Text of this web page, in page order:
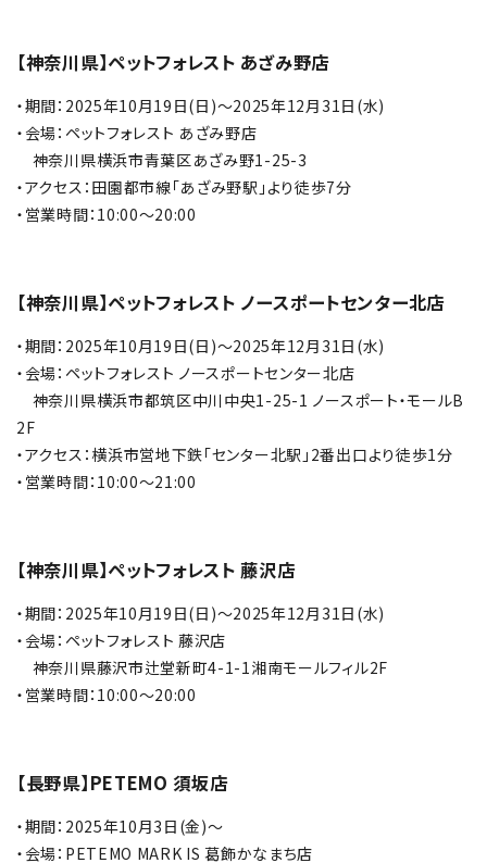
【神奈川県】ペットフォレスト あざみ野店
・期間：2025年10月19日(日)～2025年12月31日(水)
・会場：ペットフォレスト あざみ野店
神奈川県横浜市青葉区あざみ野1-25-3
・アクセス：田園都市線「あざみ野駅」より徒歩7分
・営業時間：10:00～20:00
【神奈川県】ペットフォレスト ノースポートセンター北店
・期間：2025年10月19日(日)～2025年12月31日(水)
・会場：ペットフォレスト ノースポートセンター北店
神奈川県横浜市都筑区中川中央1-25-1 ノースポート・モールB
2F
・アクセス：横浜市営地下鉄「センター北駅」2番出口より徒歩1分
・営業時間：10:00～21:00
【神奈川県】ペットフォレスト 藤沢店
・期間：2025年10月19日(日)～2025年12月31日(水)
・会場：ペットフォレスト 藤沢店
神奈川県藤沢市辻堂新町4-1-1湘南モールフィル2F
・営業時間：10:00～20:00
【長野県】PETEMO 須坂店
・期間：2025年10月3日(金)～
・会場：PETEMO MARK IS 葛飾かなまち店